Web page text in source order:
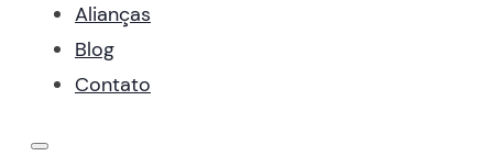
Alianças
Blog
Contato